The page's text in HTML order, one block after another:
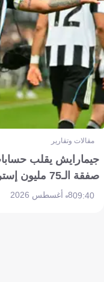
مقالات وتقارير
جيمارايش يقلب
صفقة الـ75 مليون إسترليني؟
09:408 أغسطس 2026